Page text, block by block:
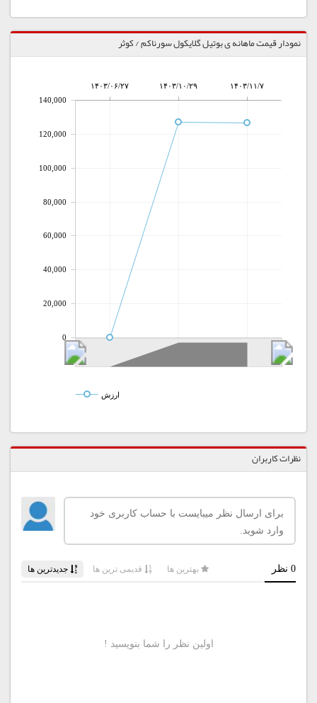
نمودار قیمت ماهانه ی بوتیل گلایکول سورناکم / کوثر
۱۴۰۳/۰۶/۲۷ ۱۴۰۳/۱۰/۲۹ ۱۴۰۳/۱۱/۷
0
20,000
40,000
60,000
80,000
100,000
120,000
140,000
ارزش
نظرات کاربران